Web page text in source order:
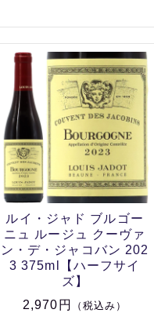
ルイ・ジャド ブルゴー
ニュ ルージュ クーヴァ
ン・デ・ジャコバン 202
3 375ml【ハーフサイ
ズ】
2,970円
（税込み）